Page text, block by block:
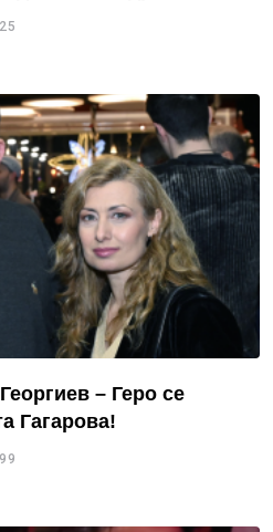
– Геро се
Гагарова!